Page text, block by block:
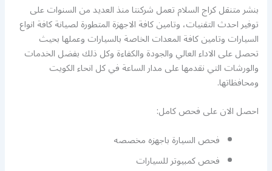
بنشر متنقل كراج السلام تعمل شركنتا منذ العديد من السنوات على
توفير احدث التقنيات، وتامين كافة الاجهزة المتطورة لصيانة كافة انواع
السيارات وتامين كافة المعدات الخاصة بالسيارات وعملها بحيث
تحصل على الاداء العالي والجودة والكفاءة وكل ذلك بفضل الخدمات
والورشات التي نقدمها على مدار الساعة في كل انحاء الكويت
ومحافظاتها.
احصل الان على فحص كامل:
فحص السيارة باجهزه مخصصه
فحص كمبيوتر للسيارات